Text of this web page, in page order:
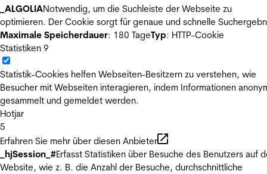
_ALGOLIANotwendig, um die Suchleiste der Webseite zu
optimieren. Der Cookie sorgt für genaue und schnelle
Maximale Speicherdauer: 180 TageTyp: HTTP-Cookie
Statistiken 9
Statistik-Cookies helfen Webseiten-Besitzern zu verstehen, wie
Besucher mit Webseiten interagieren, indem Informationen
gesammelt und gemeldet werden.
Hotjar
5
Erfahren Sie mehr über diesen Anbieter
_hjSession_#Erfasst Statistiken über Besuche des Benutzers auf
Website, wie z. B. die Anzahl der Besuche, durchschnittliche